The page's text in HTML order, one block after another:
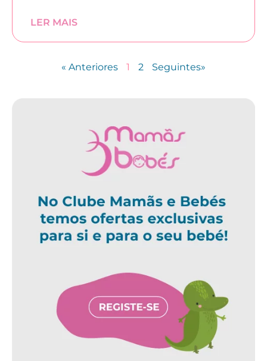
LER MAIS
« Anteriores 1 2 Seguintes»